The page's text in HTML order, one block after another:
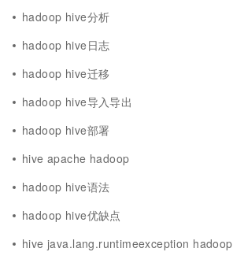
hadoop hive分析
hadoop hive日志
hadoop hive迁移
hadoop hive导入导出
hadoop hive部署
hive apache hadoop
hadoop hive语法
hadoop hive优缺点
hive java.lang.runtimeexception hadoop